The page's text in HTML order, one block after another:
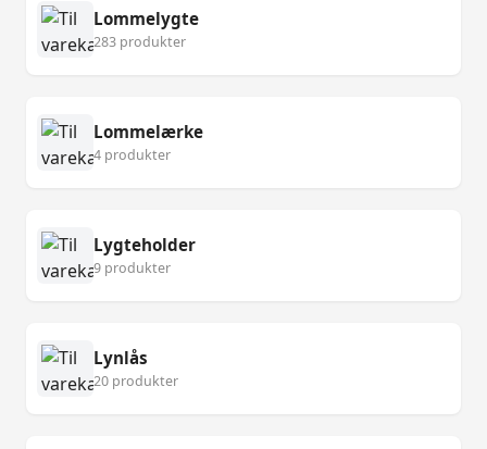
Lommelygte
283 produkter
Lommelærke
4 produkter
Lygteholder
9 produkter
Lynlås
20 produkter